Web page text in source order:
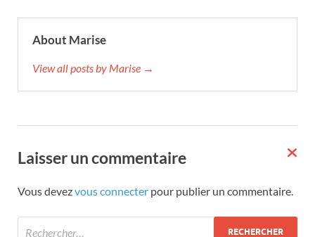
About Marise
View all posts by Marise →
Laisser un commentaire
Vous devezvous connecter pour publier un commentaire.